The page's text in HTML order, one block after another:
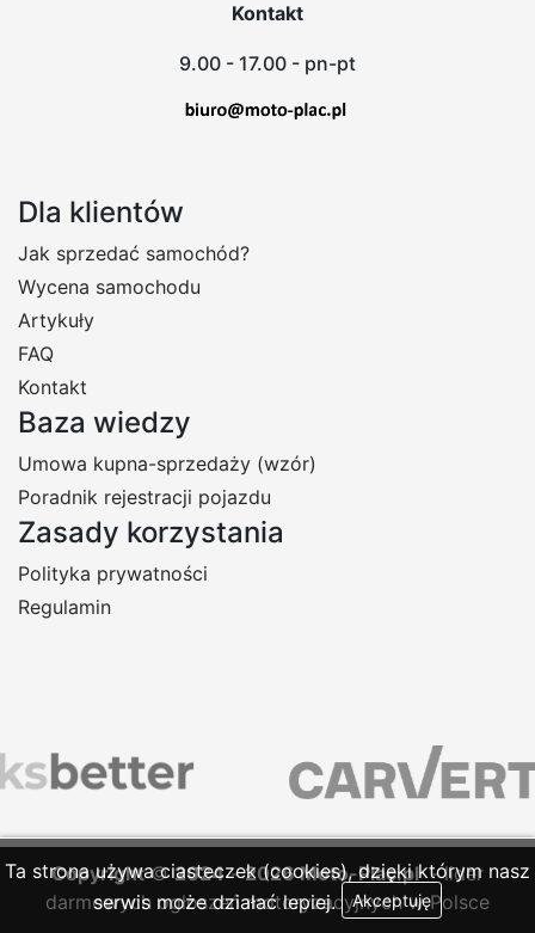
Kontakt
9.00 - 17.00 - pn-pt
Dla klientów
Jak sprzedać samochód?
Wycena samochodu
Artykuły
FAQ
Kontakt
Baza wiedzy
Umowa kupna-sprzedaży (wzór)
Poradnik rejestracji pojazdu
Zasady korzystania
Polityka prywatności
Regulamin
Copyright©2024-2026Moto-Plac.pl- lider
darmowych ogłoszeń motoryzacyjnych w Polsce
Ta strona używa ciasteczek (cookies), dzięki którym nasz
serwis może działać lepiej. Akceptuję